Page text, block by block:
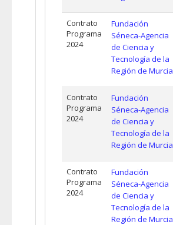
Contrato
Programa
2024
Fundación
Séneca-Agencia
de Ciencia y
Tecnología de la
Región de Murcia
Contrato
Programa
2024
Fundación
Séneca-Agencia
de Ciencia y
Tecnología de la
Región de Murcia
Contrato
Programa
2024
Fundación
Séneca-Agencia
de Ciencia y
Tecnología de la
Región de Murcia